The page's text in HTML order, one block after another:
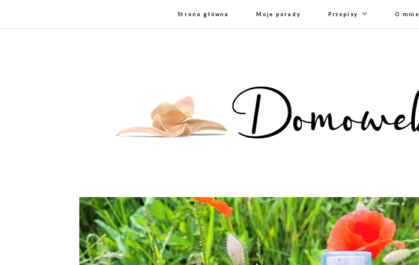
Strona główna Moje porady Przepisy O mnie